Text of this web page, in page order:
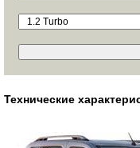
Технические